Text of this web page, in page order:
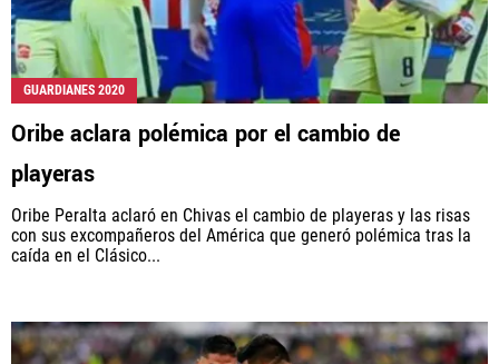
GUARDIANES 2020
Oribe aclara polémica por el cambio de
playeras
Oribe Peralta aclaró en Chivas el cambio de playeras y las risas
con sus excompañeros del América que generó polémica tras la
caída en el Clásico...